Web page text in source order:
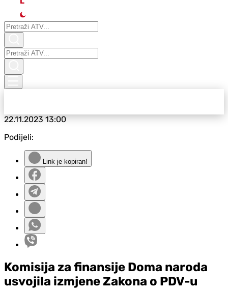
22.11.202313:00
Podijeli:
Link je kopiran!
Komisija za finansije Doma naroda
usvojila izmjene Zakona o PDV-u